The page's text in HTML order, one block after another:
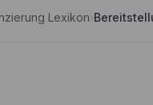
Lexikon›